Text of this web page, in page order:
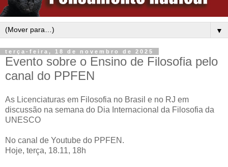
▼
terça-feira, 18 de novembro de 2025
Evento sobre o Ensino de Filosofia pelo
canal do PPFEN
As Licenciaturas em Filosofia no Brasil e no RJ em
discussão na semana do Dia Internacional da Filosofia da
UNESCO
No canal de Youtube do PPFEN.
Hoje, terça, 18.11, 18h